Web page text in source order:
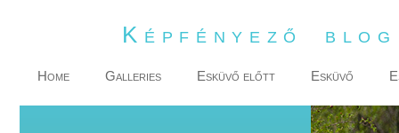
Képfényező
Home Galleries Esküvő előtt Esküvő